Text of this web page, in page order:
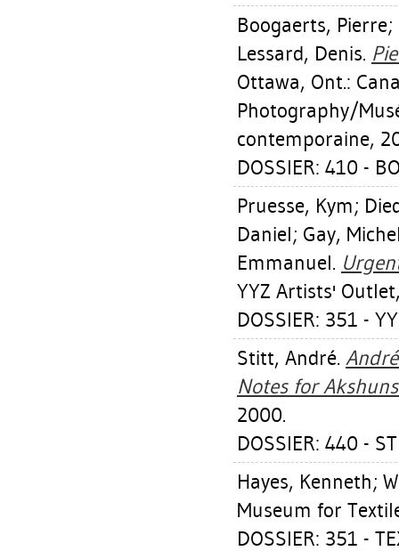
Boogaerts, Pierre;
Lessard, Denis.
Ottawa, Ont.:
Photography/
contemporaine,
DOSSIER: 410 -
Pruesse, Kym;
Daniel; Gay,
Emmanuel.
YYZ Artists'
DOSSIER: 351 -
Stitt, André.
Notes for
2000.
DOSSIER: 440 -
Hayes, Kenneth;
Museum for
DOSSIER: 351 -